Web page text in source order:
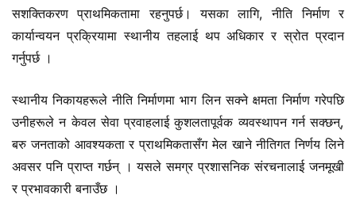
सशक्तिकरण प्राथमिकतामा रहनुपर्छ। यसका लागि, नीति निर्माण र
कार्यान्वयन प्रक्रियामा स्थानीय तहलाई थप अधिकार र स्रोत प्रदान
गर्नुपर्छ ।
स्थानीय निकायहरूले नीति निर्माणमा भाग लिन सक्ने क्षमता निर्माण गरेपछि
उनीहरूले न केवल सेवा प्रवाहलाई कुशलतापूर्वक व्यवस्थापन गर्न सक्छन्,
बरु जनताको आवश्यकता र प्राथमिकतासँग मेल खाने नीतिगत निर्णय लिने
अवसर पनि प्राप्त गर्छन् । यसले समग्र प्रशासनिक संरचनालाई जनमूखी
र प्रभावकारी बनाउँछ ।